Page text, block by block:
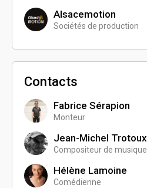
Alsacemotion
Sociétés de production
Contacts
Fabrice Sérapion
Monteur
Jean-Michel Trotoux
Compositeur de musique
Hélène Lamoine
Comédienne